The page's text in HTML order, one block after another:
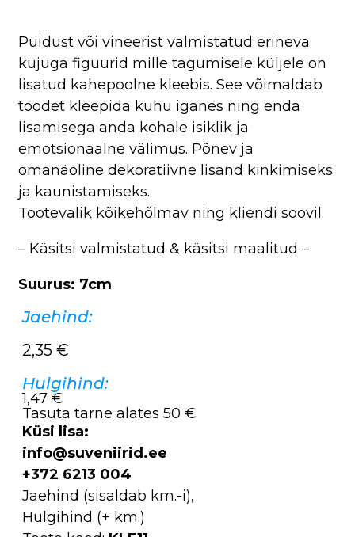
Puidust või vineerist valmistatud erineva
kujuga figuurid mille tagumisele küljele on
lisatud kahepoolne kleebis. See võimaldab
toodet kleepida kuhu iganes ning enda
lisamisega anda kohale isiklik ja
emotsionaalne välimus. Põnev ja
omanäoline dekoratiivne lisand kinkimiseks
ja kaunistamiseks.
Tootevalik kõikehõlmav ning kliendi soovil.
– Käsitsi valmistatud & käsitsi maalitud –
Suurus: 7cm
Jaehind:
2,35 €
Hulgihind:
1,47 €
Tasuta tarne alates 50 €
Küsi lisa:
info@suveniirid.ee
+372 6213 004
Jaehind (sisaldab km.-i),
Hulgihind (+ km.)